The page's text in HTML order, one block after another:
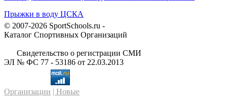
Прыжки в воду ЦСКА
© 2007-2026 SportSchools.ru -
Каталог Спортивных Организаций
Свидетельство о регистрации СМИ
ЭЛ № ФС 77 - 53186 от 22.03.2013
Организации | Новые